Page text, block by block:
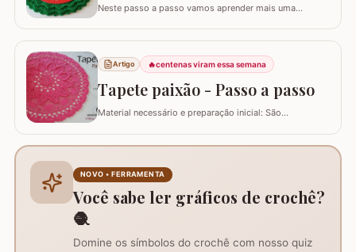
Neste passo a passo vamos aprender mais uma
acabamento remete imediatamente ao formato de
natal :)…
Artigo 🔥centenas viram essa semana
Tapete paixão - Passo a passo
Material necessário e preparação inicial: São
do trabalho e formação do centro do tapete: Comece
com um anel mágico ou uma argola de 10…
NOVO • FERRAMENTA
Você sabe ler gráficos de crochê?
🧶
Domine os símbolos do crochê com nosso quiz